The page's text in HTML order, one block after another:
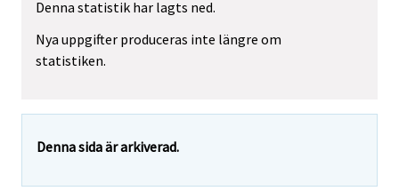
Denna statistik har lagts ned.
Nya uppgifter produceras inte längre om
statistiken.
Denna sida är arkiverad.